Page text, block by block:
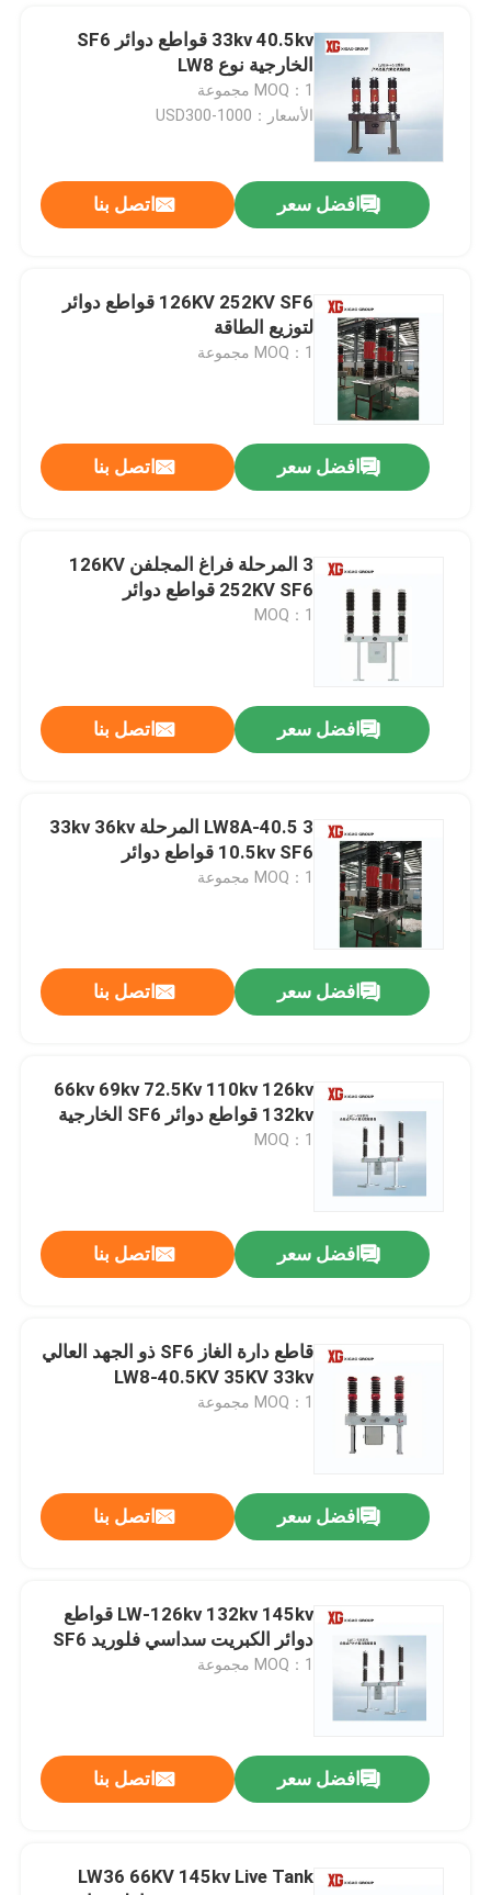
معلومات عنا
جولة في المعمل
اتصل بنا
اطلب اقتباس
تبديل كسر تحميل الهواء
مفاتيح توزيع الطاقة
مفتاح فصل الجهد العالي
قاطع الدارة الكهربائية
محول التيار CT
وحدة قياس CT PT
مانع اندفاع أكسيد الزنك
33kv 40.5kv قواطع دوائر SF6
الخارجية نوع LW8
MOQ：1 مجموعة
الأسعار：USD300-1000
افضل سعر اتصل بنا
126KV 252KV SF6 قواطع دوائر
لتوزيع الطاقة
MOQ：1 مجموعة
افضل سعر اتصل بنا
3 المرحلة فراغ المجلفن 126KV
252KV SF6 قواطع دوائر
MOQ：1
افضل سعر اتصل بنا
LW8A-40.5 3 المرحلة 33kv 36kv
10.5kv SF6 قواطع دوائر
MOQ：1 مجموعة
افضل سعر اتصل بنا
66kv 69kv 72.5Kv 110kv 126kv
132kv قواطع دوائر SF6 الخارجية
MOQ：1
افضل سعر اتصل بنا
قاطع دارة الغاز SF6 ذو الجهد العالي
LW8-40.5KV 35KV 33kv
MOQ：1 مجموعة
افضل سعر اتصل بنا
LW-126kv 132kv 145kv قواطع
دوائر الكبريت سداسي فلوريد SF6
MOQ：1 مجموعة
افضل سعر اتصل بنا
LW36 66KV 145kv Live Tank